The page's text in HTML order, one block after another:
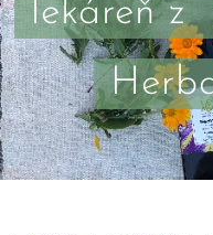
lekáreň z